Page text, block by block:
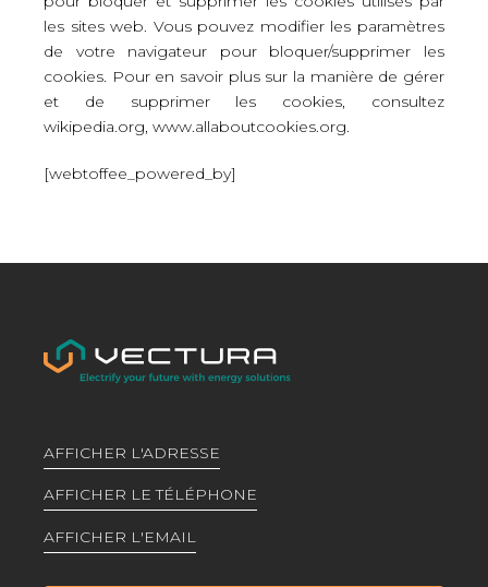
les sites web. Vous pouvez modifier les paramètres
de votre navigateur pour bloquer/supprimer les
cookies. Pour en savoir plus sur la manière de gérer
et de supprimer les cookies, consultez
wikipedia.org, www.allaboutcookies.org.
[webtoffee_powered_by]
AFFICHER L'ADRESSE
AFFICHER LE TÉLÉPHONE
AFFICHER L'EMAIL